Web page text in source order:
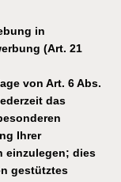
in
(Art. 21
von Art. 6 Abs.
das
Ihrer
einzulegen; dies
gestütztes